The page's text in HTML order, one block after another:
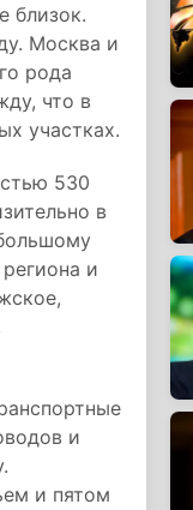
близок.
Москва и
рода
что в
участках.
530
в
и
и
и пятом